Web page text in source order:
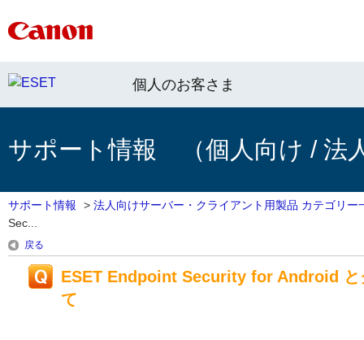
個人のお客さま
サポート情報 （個人向け / 法
サポート情報 > 法人向けサーバー・クライアント用製品 カテゴリー
Sec...
戻る
ESET Endpoint Security for Android と
て